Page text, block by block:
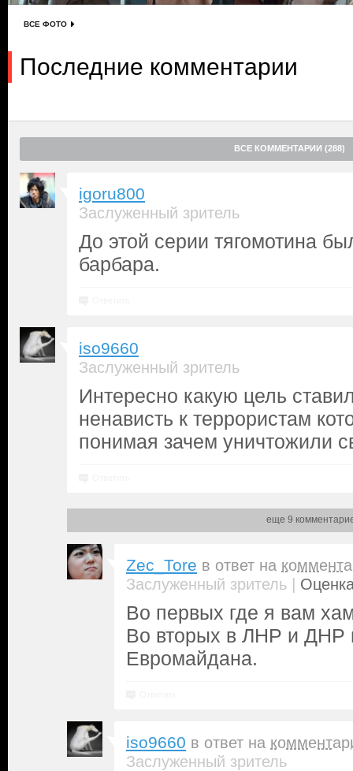
ВСЕ ФОТО
Последние комментарии
ВСЕ КОММЕНТАРИИ (288)
igoru800
Заслуженный зритель
До этой серии тягомотина
барбара.
iso9660
Заслуженный зритель
Интересно какую цель
ненависть к террористам
понимая зачем уничтожили
еще 9
Zec_Tore в ответ на
Заслуженный зритель |
Во первых где я вам
Во вторых в ЛНР и ДНР
Евромайдана.
iso9660 в ответ на
Заслуженный зритель